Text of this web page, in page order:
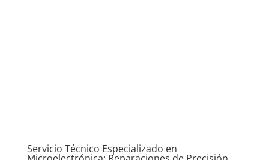
Servicio Técnico Especializado en